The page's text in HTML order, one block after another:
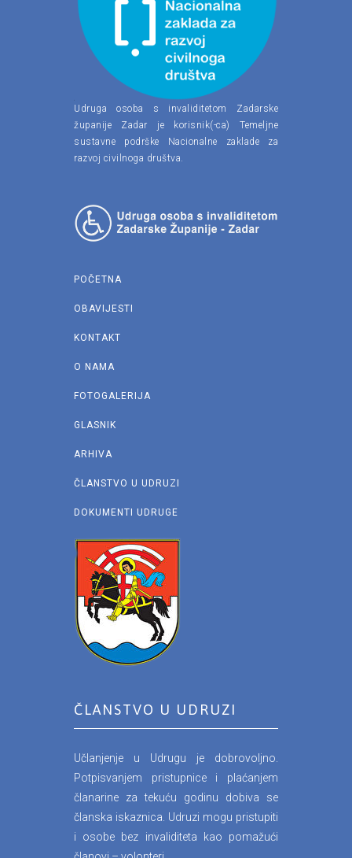
Udruga osoba s invaliditetom Zadarske
županije Zadar je korisnik(-ca) Temeljne
sustavne podrške Nacionalne zaklade za
razvoj civilnoga društva.
POČETNA
OBAVIJESTI
KONTAKT
O NAMA
FOTOGALERIJA
GLASNIK
ARHIVA
ČLANSTVO U UDRUZI
DOKUMENTI UDRUGE
ČLANSTVO U UDRUZI
Učlanjenje u Udrugu je dobrovoljno.
Potpisvanjem pristupnice i plaćanjem
članarine za tekuću godinu dobiva se
članska iskaznica. Udruzi mogu pristupiti
i osobe bez invaliditeta kao pomažući